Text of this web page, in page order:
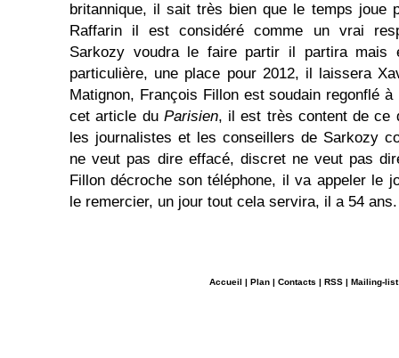
britannique, il sait très bien que le temps joue
Raffarin il est considéré comme un vrai
Sarkozy voudra le faire partir il partira mais
particulière, une place pour 2012, il laissera
Matignon, François Fillon est soudain regonflé
cet article du Parisien, il est très content de ce
les journalistes et les conseillers de Sarkozy
ne veut pas dire effacé, discret ne veut pas
Fillon décroche son téléphone, il va appeler le
le remercier, un jour tout cela servira, il a 54 ans.
Accueil | Plan | Contacts | RSS | Mailing-list